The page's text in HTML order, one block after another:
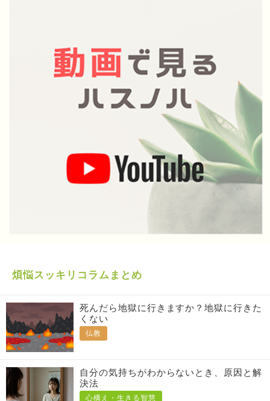
煩悩スッキリコラムまとめ
死んだら地獄に行きますか？地獄に行きた
くない
仏教
自分の気持ちがわからないとき、原因と解
決法
心構え・生きる智慧